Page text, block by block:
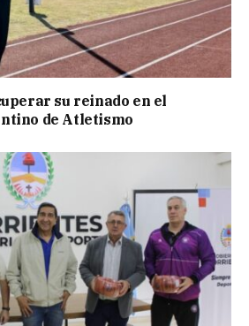
su reinado en el
de Atletismo